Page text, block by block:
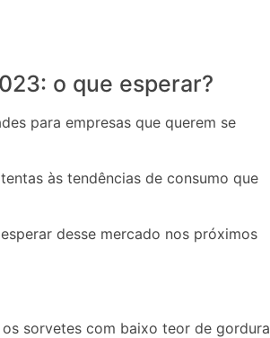
o que esperar?
para empresas que querem se
às tendências de consumo que
desse mercado nos próximos
sorvetes com baixo teor de gordura